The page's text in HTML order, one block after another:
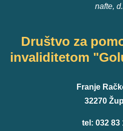
nafte,
Društvo za
invaliditetom
Franje
32270
tel: 032 83